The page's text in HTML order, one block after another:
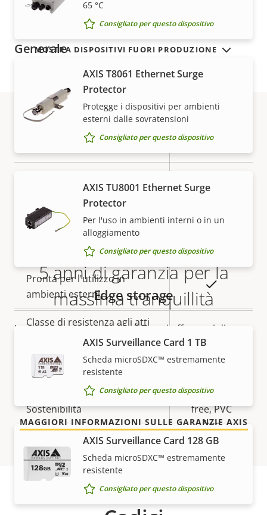
proprietà
Avvio sicuro
Generale
della
proprietà
Valore
proprietà
Messa a fuoco remota
Zoom remoto Sì
IR incorporata
Archiviazione locale (slot per
scheda di memoria)
Temperatura di esercizio -40 to 50 °C
Pronta per l'utilizzo in
ambienti esterni
Classe di resistenza agli atti
IK10
Classificazione IP IP66
Sostenibilità
BFR/CFR
free, PVC
free
65 °C
Consigliato per questo dispositivo
AXIS T8061 Ethernet Surge
Protector
Protegge i dispositivi per ambienti
esterni dalle sovratensioni
Consigliato per questo dispositivo
AXIS TU8001 Ethernet Surge
Protector
Per l'uso in ambienti interni o in un
alloggiamento
Consigliato per questo dispositivo
Edge storage
AXIS Surveillance Card 1 TB
Scheda microSDXC™ estremamente
resistente
Consigliato per questo dispositivo
AXIS Surveillance Card 128 GB
Scheda microSDXC™ estremamente
resistente
Consigliato per questo dispositivo
MOSTRA DISPOSITIVI FUORI PRODUZIONE
Garanzia
5 anni di garanzia per la
massima tranquillità
La nostra nuova garanzia di 5 anni offre anni di
funzionamento senza problemi e contenimento dei
costi. E non ci sono sorprese nascoste nelle clausole
scritte in piccolo: otterrai esattamente quello che
MAGGIORI INFORMAZIONI SULLE GARANZIE AXIS